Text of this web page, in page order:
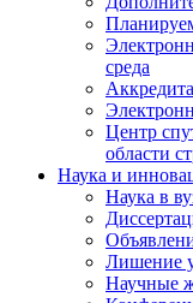
среда
Центр
области
Наука и
Наука в
Лишение
Научные